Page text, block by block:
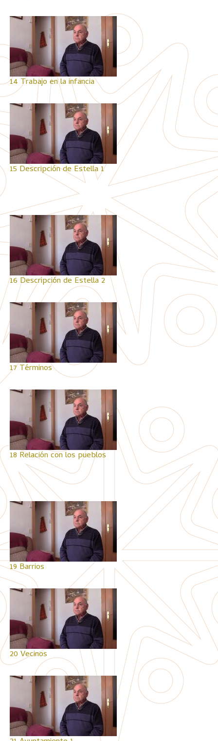
14 Trabajo en la infancia
15 Descripción de Estella 1
16 Descripción de Estella 2
17 Términos
18 Relación con los pueblos
19 Barrios
20 Vecinos